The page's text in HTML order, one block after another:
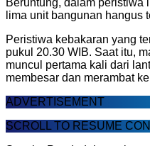
lima unit bangunan hangus
Peristiwa kebakaran yang
pukul 20.30 WIB. Saat itu,
muncul pertama kali dari
membesar dan merambat
ADVERTISEMENT
SCROLL TO RESUME